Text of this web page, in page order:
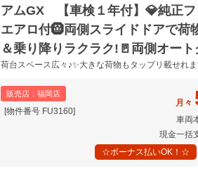
アムGX 【車検１年付】💎純正フ
エアロ付🛞両側スライドドアで荷
＆乗り降りラクラク!🚪両側オー
荷台スペース広々♪✨大きな荷物もタップリ載せれま
販売店：福岡店
[物件番号 FU3160]
月々
車両
現金一括
☆ボーナス払いOK！☆